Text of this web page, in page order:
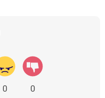
0 0